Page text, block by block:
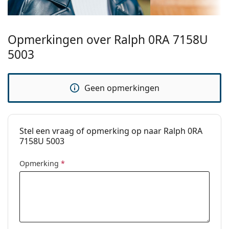
Het is een medisch hulpmiddel. Lees de instructies
Merk:
Ralph
Opmerkingen over Ralph 0RA 7158U
5003
Geen opmerkingen
Stel een vraag of opmerking op naar Ralph 0RA
7158U 5003
Opmerking *